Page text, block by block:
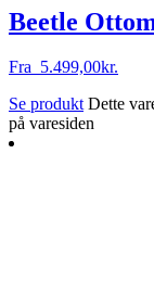
Beetle
Fra 5.499,00kr.
Se produkt Dette
på varesiden